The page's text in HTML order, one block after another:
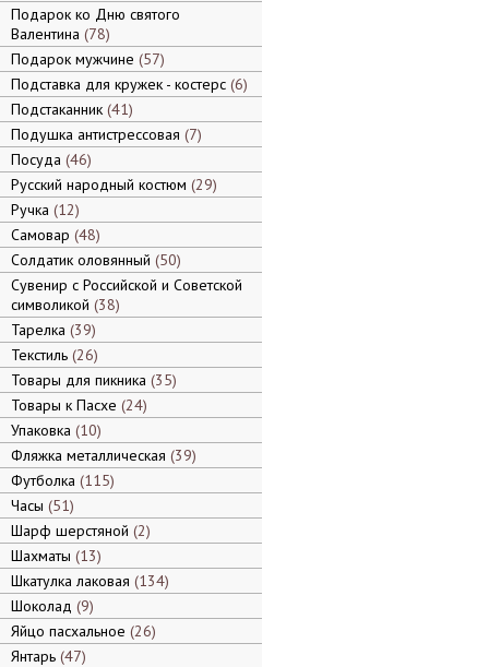
Подарок ко Дню святого
Валентина 78
Подарок мужчине 57
Подставка для кружек - костерс 6
Подстаканник 41
Подушка антистрессовая 7
Посуда 46
Русский народный костюм 29
Ручка 12
Самовар 48
Солдатик оловянный 50
Сувенир с Российской и Советской
символикой 38
Тарелка 39
Текстиль 26
Товары для пикника 35
Товары к Пасхе 24
Упаковка 10
Фляжка металлическая 39
Футболка 115
Часы 51
Шарф шерстяной 2
Шахматы 13
Шкатулка лаковая 134
Шоколад 9
Яйцо пасхальное 26
Янтарь 47